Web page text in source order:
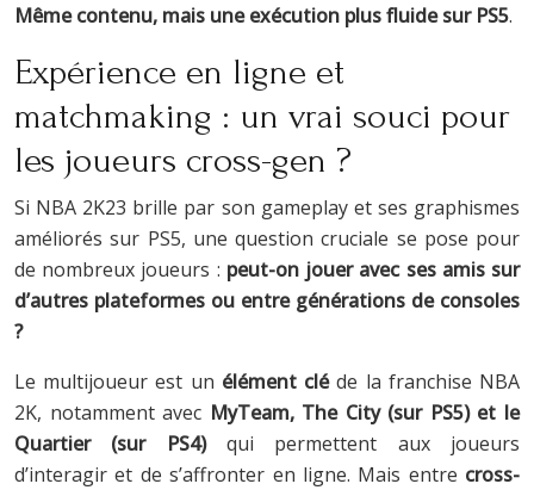
Même contenu, mais une exécution plus fluide sur PS5.
Expérience en ligne et
matchmaking : un vrai souci pour
les joueurs cross-gen ?
Si NBA 2K23 brille par son gameplay et ses graphismes
améliorés sur PS5, une question cruciale se pose pour
de nombreux joueurs : peut-on jouer avec ses amis sur
d’autres plateformes ou entre générations de consoles
?
Le multijoueur est un élément cléde la franchise NBA
2K, notamment avec MyTeam, The City (sur PS5) et le
Quartier (sur PS4)qui permettent aux joueurs
d’interagir et de s’affronter en ligne. Mais entre cross-